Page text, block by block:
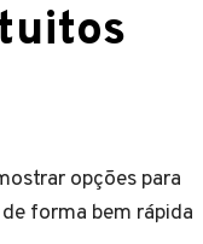
opções para
forma bem rápida